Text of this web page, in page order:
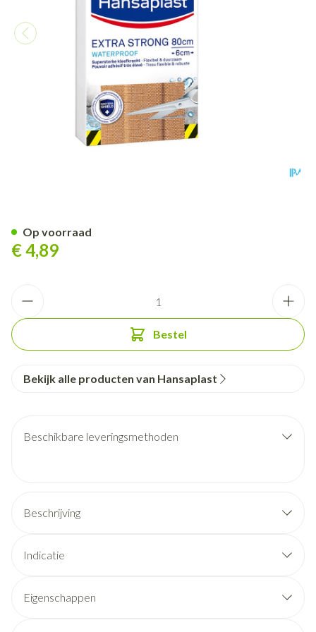
€ 4,89
Bestel
Op voorraad
Bekijk alle producten van Hansaplast
Beschikbare leveringsmethoden
Beschrijving
Indicatie
Eigenschappen